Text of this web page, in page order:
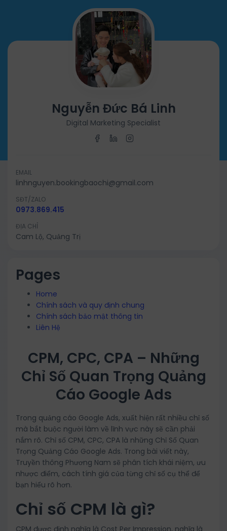
Nguyễn Đức Bá Linh
Digital Marketing Specialist
EMAIL
linhnguyen.bookingbaochi@gmail.com
SĐT/ZALO
0973.869.415
ĐỊA CHỈ
Cam Lộ, Quảng Trị
Pages
Home
Chính sách và quy định chung
Chính sách bảo mật thông tin
Liên Hệ
CPM, CPC, CPA – Những
Chỉ Số Quan Trọng Quảng
Cáo Google Ads
Trong quảng cáo Google Ads, xuất hiện rất nhiều chỉ số
mà bắt buộc người làm về lĩnh vực này sẽ cần phải
nắm rõ. Chỉ số CPM, CPC, CPA là những Chỉ Số Quan
Trọng Quảng Cáo Google Ads. Trong bài viết này,
Truyền thông Phương Nam sẽ phân tích khái niệm, ưu
nhược điểm, cách tính giá của từng chỉ số cụ thể để
bạn hiểu rõ hơn.
Chỉ số CPM là gì?
CPM được định nghĩa là Cost Per Impression, nghĩa là